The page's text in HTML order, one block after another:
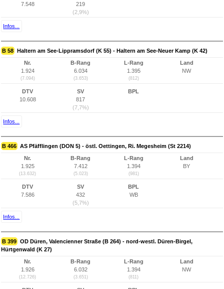
7.548
219
(2,9%)
Infos...
B 58 Haltern am See-Lippramsdorf (K 55) - Haltern am See-Neuer Kamp (K 42)
Nr.
1.924
(7.094)
B-Rang
6.034
(3.653)
L-Rang
1.395
(812)
Land
NW
DTV
10.608
SV
817
(7,7%)
BPL
Infos...
B 466 AS Pfäfflingen (DON 5) - östl. Oettingen, Ri. Megesheim (St 2214)
Nr.
1.925
(13.632)
B-Rang
7.412
(5.023)
L-Rang
1.394
(981)
Land
BY
DTV
7.586
SV
432
(5,7%)
BPL
WB
Infos...
B 399 OD Düren, Valencienner Straße (B 264) - nord-westl. Düren-Birgel,
Hürtgenwald (K 27)
Nr.
1.926
(12.726)
B-Rang
6.032
(3.651)
L-Rang
1.394
(811)
Land
NW